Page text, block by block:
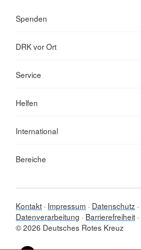
Spenden
DRK vor Ort
Service
Helfen
International
Bereiche
Kontakt Impressum Datenschutz
Datenverarbeitung
Barrierefreiheit
© 2026 Deutsches Rotes Kreuz
Sprache wechseln zu